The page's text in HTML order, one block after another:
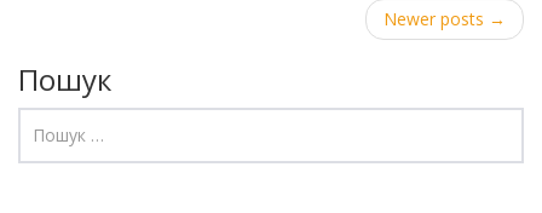
navigation
Newer posts →
Пошук